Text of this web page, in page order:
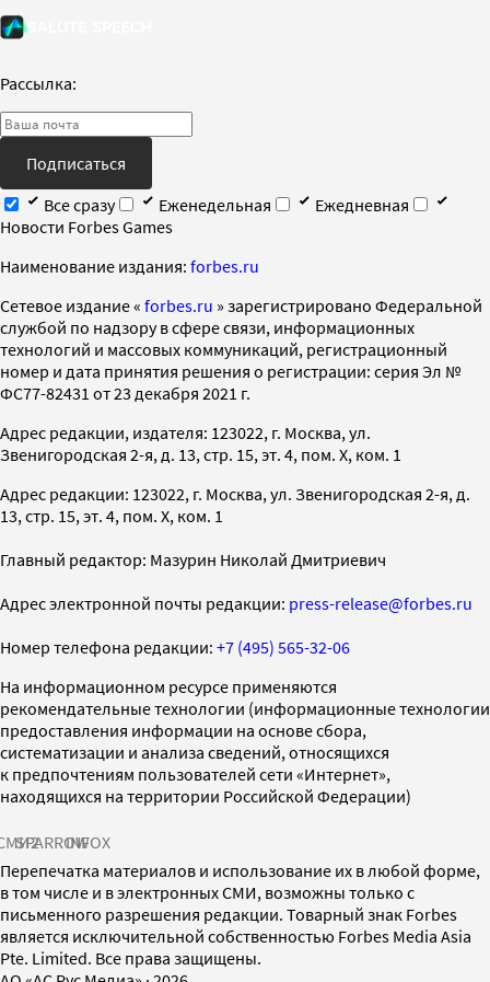
Рассылка:
Подписаться
Все сразу
Еженедельная
Ежедневная
Новости Forbes Games
Наименование издания: forbes.ru
Cетевое издание « forbes.ru » зарегистрировано Федеральной
службой по надзору в сфере связи, информационных
технологий и массовых коммуникаций, регистрационный
номер и дата принятия решения о регистрации: серия Эл №
ФС77-82431 от 23 декабря 2021 г.
Адрес редакции, издателя: 123022, г. Москва, ул.
Звенигородская 2-я, д. 13, стр. 15, эт. 4, пом. X, ком. 1
Адрес редакции: 123022, г. Москва, ул. Звенигородская 2-я, д.
13, стр. 15, эт. 4, пом. X, ком. 1
Главный редактор: Мазурин Николай Дмитриевич
Адрес электронной почты редакции: press-release@forbes.ru
Номер телефона редакции: +7 (495) 565-32-06
На информационном ресурсе применяются
рекомендательные технологии (информационные технологии
предоставления информации на основе сбора,
систематизации и анализа сведений, относящихся
к предпочтениям пользователей сети «Интернет»,
находящихся на территории Российской Федерации)
SPARROWINFOX
Перепечатка материалов и использование их в любой форме,
в том числе и в электронных СМИ, возможны только с
письменного разрешения редакции. Товарный знак Forbes
является исключительной собственностью Forbes Media Asia
Pte. Limited. Все права защищены.